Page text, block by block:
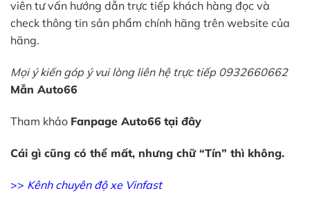
viên tư vấn hướng dẫn trực tiếp khách hàng đọc và
check thông tin sản phẩm chính hãng trên website của
hãng.
Mọi ý kiến góp ý vui lòng liên hệ trực tiếp 0932660662
Mẫn Auto66
Tham khảo Fanpage Auto66 tại đây
Cái gì cũng có thể mất, nhưng chữ “Tín” thì không.
>> Kênh chuyên độ xe Vinfast